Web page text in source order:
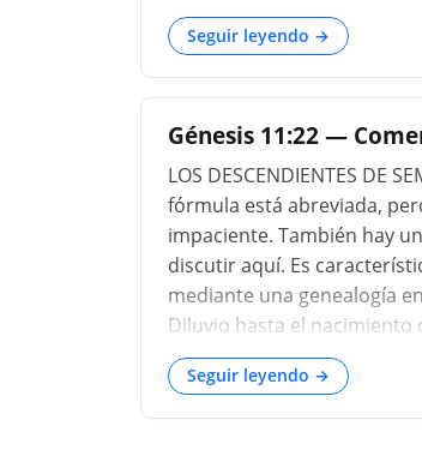
SHINAR—el valle fértil,
unión y sede de su poder.
único material usado para
puede haber sido la
ladrillos...
Seguir leyendo →
Génesis 11:22 —
LOS DESCENDIENTES DE
fórmula está abreviada,
impaciente. También hay
discutir aquí. Es
mediante una genealogía
Diluvio hasta el nacimiento
como 1172 (la variante da
destruye la proporción
mayor, y su texto se vuelve
Seguir leyendo →